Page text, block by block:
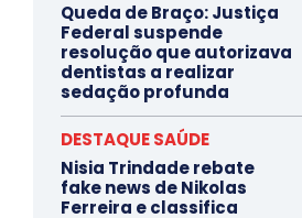
Queda de Braço: Justiça
Federal suspende
resolução que autorizava
dentistas a realizar
sedação profunda
DESTAQUE SAÚDE
Nisia Trindade rebate
fake news de Nikolas
Ferreira e classifica